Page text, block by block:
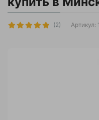
(2) Артикул: